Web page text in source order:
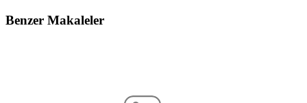
Benzer Makaleler